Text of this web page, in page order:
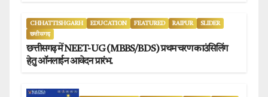
CHHATTISHGARH EDUCATION FEATURED RAIPUR
SLIDER
छत्तीसगढ़
छत्तीसगढ़ में NEET-UG (MBBS/BDS) प्रथम चरण काउंसिलिंग
हेतु ऑनलाईन आवेदन प्रारंभ.